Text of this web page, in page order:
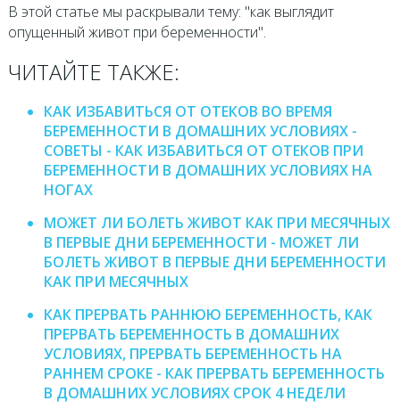
В этой статье мы раскрывали тему: "как выглядит
опущенный живот при беременности".
ЧИТАЙТЕ ТАКЖЕ:
КАК ИЗБАВИТЬСЯ ОТ ОТЕКОВ ВО ВРЕМЯ
БЕРЕМЕННОСТИ В ДОМАШНИХ УСЛОВИЯХ -
СОВЕТЫ - КАК ИЗБАВИТЬСЯ ОТ ОТЕКОВ ПРИ
БЕРЕМЕННОСТИ В ДОМАШНИХ УСЛОВИЯХ НА
НОГАХ
МОЖЕТ ЛИ БОЛЕТЬ ЖИВОТ КАК ПРИ МЕСЯЧНЫХ
В ПЕРВЫЕ ДНИ БЕРЕМЕННОСТИ - МОЖЕТ ЛИ
БОЛЕТЬ ЖИВОТ В ПЕРВЫЕ ДНИ БЕРЕМЕННОСТИ
КАК ПРИ МЕСЯЧНЫХ
КАК ПРЕРВАТЬ РАННЮЮ БЕРЕМЕННОСТЬ, КАК
ПРЕРВАТЬ БЕРЕМЕННОСТЬ В ДОМАШНИХ
УСЛОВИЯХ, ПРЕРВАТЬ БЕРЕМЕННОСТЬ НА
РАННЕМ СРОКЕ - КАК ПРЕРВАТЬ БЕРЕМЕННОСТЬ
В ДОМАШНИХ УСЛОВИЯХ СРОК 4 НЕДЕЛИ